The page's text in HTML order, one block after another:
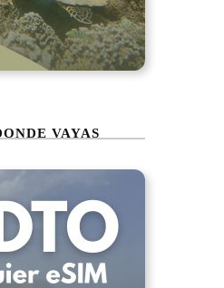
VAYAS